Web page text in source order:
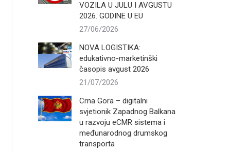
VOZILA U JULU I AVGUSTU
2026. GODINE U EU
27/06/2026
NOVA LOGISTIKA:
edukativno-marketinški
časopis avgust 2026
21/07/2026
Crna Gora – digitalni
svjetionik Zapadnog Balkana
u razvoju eCMR sistema i
međunarodnog drumskog
transporta